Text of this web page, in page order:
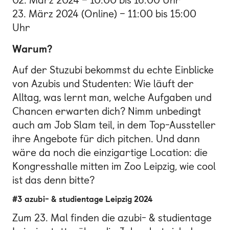
23. März 2024 (Online) – 11:00 bis 15:00
Uhr
Warum?
Auf der Stuzubi bekommst du echte Einblicke
von Azubis und Studenten: Wie läuft der
Alltag, was lernt man, welche Aufgaben und
Chancen erwarten dich? Nimm unbedingt
auch am Job Slam teil, in dem Top-Aussteller
ihre Angebote für dich pitchen. Und dann
wäre da noch die einzigartige Location: die
Kongresshalle mitten im Zoo Leipzig, wie cool
ist das denn bitte?
#3 azubi- & studientage Leipzig 2024
Zum 23. Mal finden die azubi- & studientage